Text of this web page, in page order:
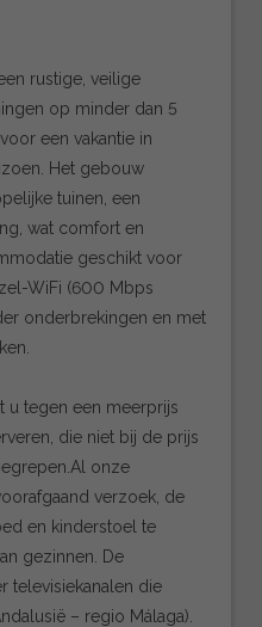
rustige, veilige
op minder dan 5
een vakantie in
Het gebouw
tuinen, een
wat comfort en
geschikt voor
WiFi (600 Mbps
onderbrekingen en met
u tegen een meerprijs
die niet bij de prijs
onze
verzoek, de
en kinderstoel te
gezinnen. De
televisiekanalen die
– regio Málaga).